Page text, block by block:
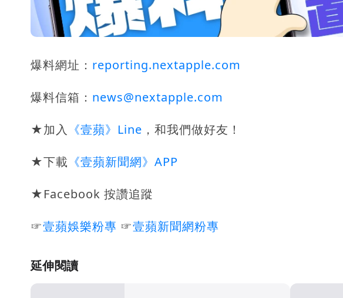
爆料網址： reporting.nextapple.com
爆料信箱： news@nextapple.com
★加入 《壹蘋》Line ，和我們做好友！
★下載 《壹蘋新聞網》APP
★Facebook 按讚追蹤
☞壹蘋娛樂粉專 ☞壹蘋新聞網粉專
延伸閱讀